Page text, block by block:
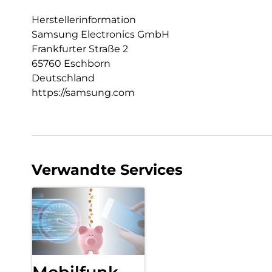
Herstellerinformation
Samsung Electronics GmbH
Frankfurter Straße 2
65760 Eschborn
Deutschland
https://samsung.com
Verwandte Services